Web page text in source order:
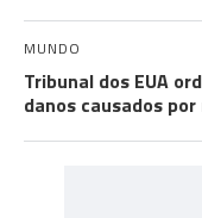
MUNDO
Tribunal dos EUA
danos causados